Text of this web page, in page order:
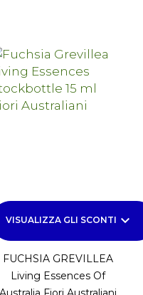
VISUALIZZA GLI SCONTI keyboard_arrow_down
FUCHSIA GREVILLEA
Living Essences Of